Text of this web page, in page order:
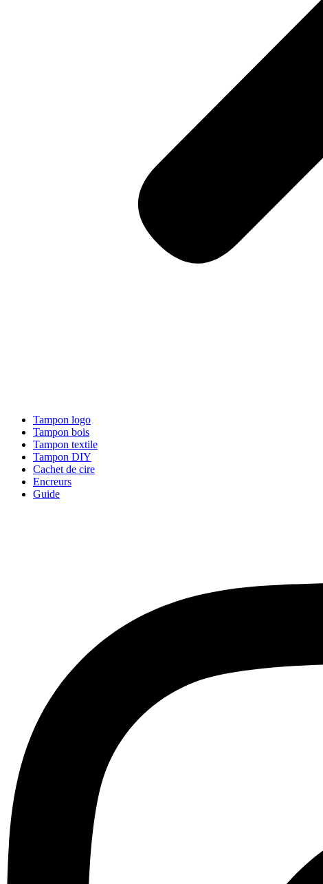
Tampon logo
Tampon bois
Tampon textile
Tampon DIY
Cachet de cire
Encreurs
Guide